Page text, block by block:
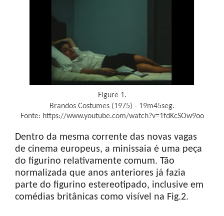
Figure 1.
Brandos Costumes (1975) - 19m45seg.
Fonte: https://www.youtube.com/watch?v=1fdKcSOw9oo
Dentro da mesma corrente das novas vagas
de cinema europeus, a minissaia é uma peça
do figurino relativamente comum. Tão
normalizada que anos anteriores já fazia
parte do figurino estereotipado, inclusive em
comédias britânicas como visível na Fig.2.